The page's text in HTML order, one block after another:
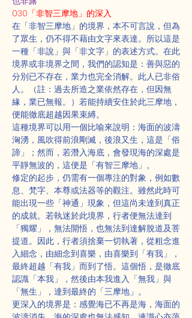
030「非智三摩地」的深入
在「非智三摩地」的境界，本不可言說，但為
了眾生，仍不得不藉由文字來表達。所以這是
一種「非說」與「非文字」的表述方式。在此
境界或非境界之間，我們的認知是：善與惡的
分別已不存在，業力也完全消解。此人已非俗
人。（註：過去所造之業依然存在，但因無
緣，業已無報。）若能持續安住於此三摩地，
便能徹底超越因果束縛。
這種境界可以用一個比喻來說明：海面的波濤
洶湧，風吹得前浪剛滅，後浪又生，這是「俗
諦」；然而，若潛入海底，會發現海的深處是
平靜無波的，這便是「有智三摩地」。
修定的起步，仍需有一個專注的對象，例如數
息、梵字、本尊或法器等的觀注。雖然此時可
能出現一些「神通」現象，但這尚未達到真正
的成就。若執迷於此境界，行者便無法達到
「獨耀」，無法開悟，也無法到達解脫道及菩
提道。因此，行者須捨棄一切執著，從粗念進
入細念，由細念到喜樂，由喜樂到「有我」，
最終超越「有我」而到了悟。這個悟，是徹底
認識「本我」，然後由本我進入「無我」與
「無生」，達到最終的「三摩地」。
更深入的境界是：感覺海已不再是海，海面的